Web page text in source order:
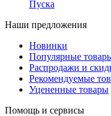
Пуска
Наши предложения
Новинки
Популярные
Распродажи и
Рекомендуемые
Уцененные товары
Помощь и сервисы